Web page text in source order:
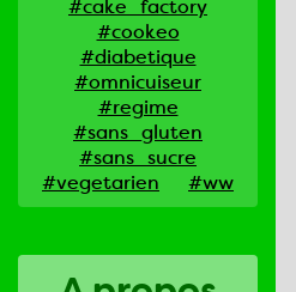
#cake_factory
#cookeo
#diabetique
#omnicuiseur
#regime
#sans_gluten
#sans_sucre
#vegetarien
#ww